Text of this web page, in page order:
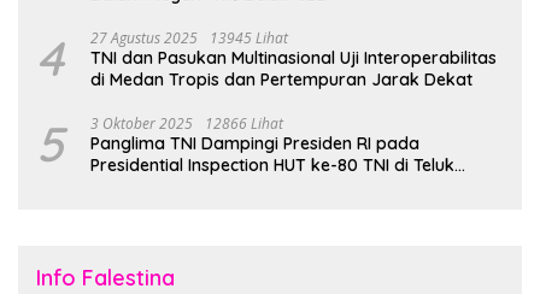
4 27 Agustus 2025 13945 Lihat
TNI dan Pasukan Multinasional Uji Interoperabilitas
di Medan Tropis dan Pertempuran Jarak Dekat
5 3 Oktober 2025 12866 Lihat
Panglima TNI Dampingi Presiden RI pada
Presidential Inspection HUT ke-80 TNI di Teluk
Info Falestina